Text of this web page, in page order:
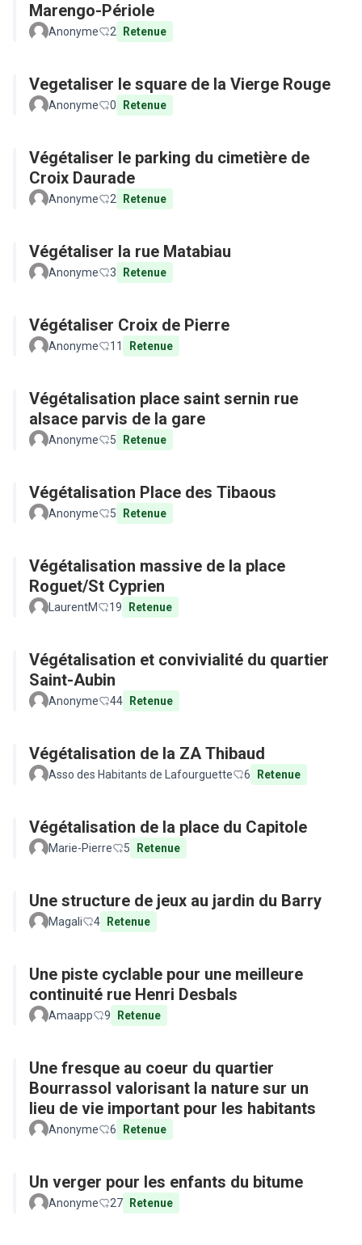
Marengo-Périole
Anonyme 2 Retenue
Vegetaliser le square de la Vierge Rouge
Anonyme 0 Retenue
Végétaliser le parking du cimetière de
Croix Daurade
Anonyme 2 Retenue
Végétaliser la rue Matabiau
Anonyme 3 Retenue
Végétaliser Croix de Pierre
Anonyme 11 Retenue
Végétalisation place saint sernin rue
alsace parvis de la gare
Anonyme 5 Retenue
Végétalisation Place des Tibaous
Anonyme 5 Retenue
Végétalisation massive de la place
Roguet/St Cyprien
LaurentM 19 Retenue
Végétalisation et convivialité du quartier
Saint-Aubin
Anonyme 44 Retenue
Végétalisation de la ZA Thibaud
Asso des Habitants de Lafourguette 6 Retenue
Végétalisation de la place du Capitole
Marie-Pierre 5 Retenue
Une structure de jeux au jardin du Barry
Magali 4 Retenue
Une piste cyclable pour une meilleure
continuité rue Henri Desbals
Amaapp 9 Retenue
Une fresque au coeur du quartier
Bourrassol valorisant la nature sur un
lieu de vie important pour les habitants
Anonyme 6 Retenue
Un verger pour les enfants du bitume
Anonyme 27 Retenue